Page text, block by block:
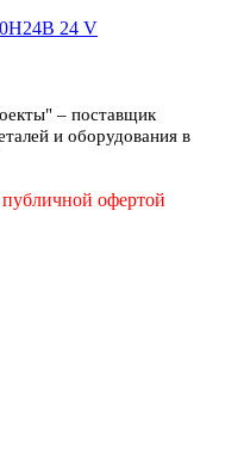
24 V
– поставщик
и оборудования в
офертой